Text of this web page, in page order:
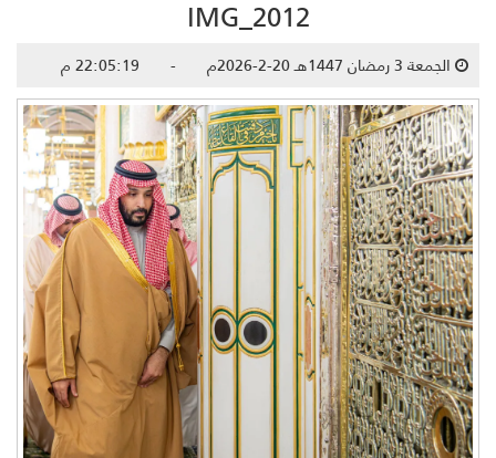
IMG_2012
الجمعة 3 رمضان 1447هـ 20-2-2026م - 22:05:19 م